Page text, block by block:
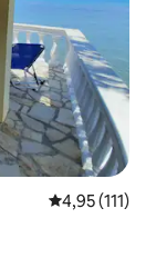
4,95 de uma
4,95 (111)